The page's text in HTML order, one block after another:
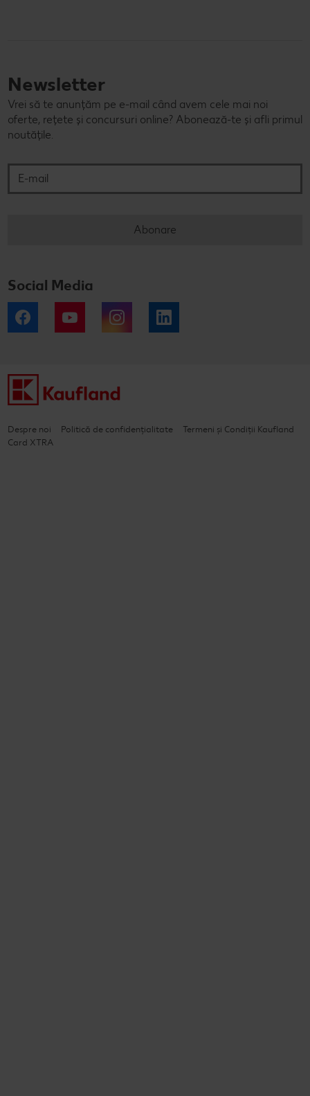
Newsletter
Vrei să te anunțăm pe e-mail când avem cele mai noi
oferte, rețete și concursuri online? Abonează-te și afli primul
noutățile.
Abonare
Social Media
Facebook YouTube Instagram
Despre noi Politică de confidențialitate
Termeni și Condiții Kaufland
Card XTRA